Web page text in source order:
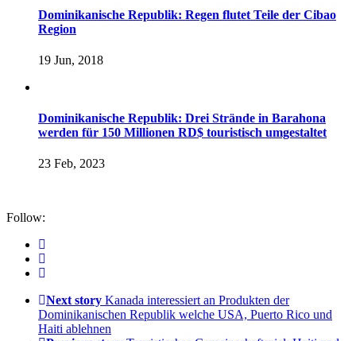
Dominikanische Republik: Regen flutet Teile der Cibao
Region
19 Jun, 2018
Dominikanische Republik: Drei Strände in Barahona
werden für 150 Millionen RD$ touristisch umgestaltet
23 Feb, 2023
Follow:
Next story Kanada interessiert an Produkten der
Dominikanischen Republik welche USA, Puerto Rico und
Haiti ablehnen